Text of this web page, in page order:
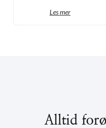
Les mer
Alltid